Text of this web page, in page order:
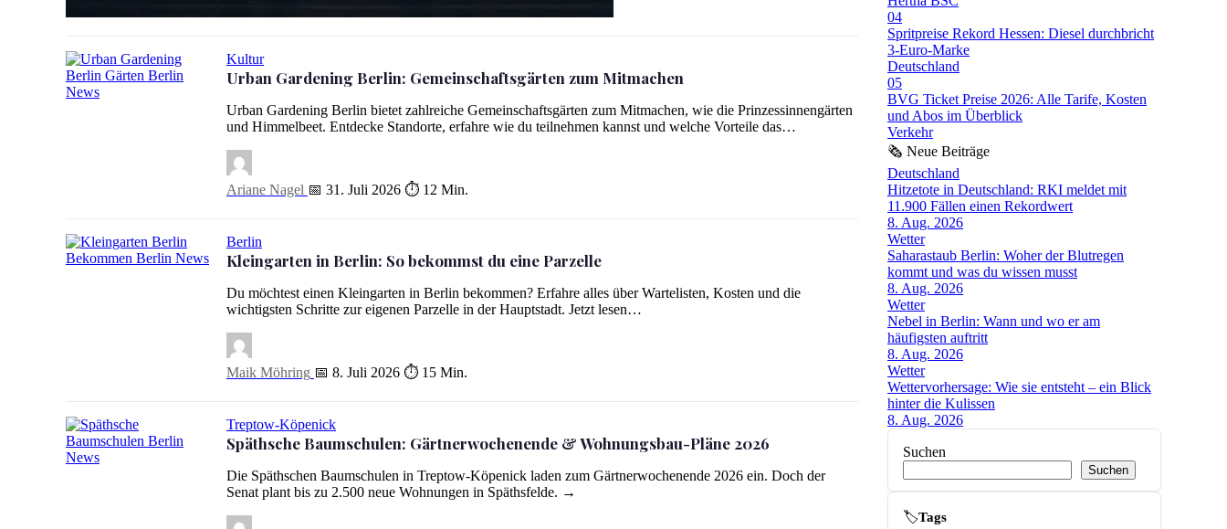
Urban Gardening Berlin: Gemeinschaftsgärten zum Mitmachen
Kultur
Urban Gardening Berlin: Gemeinschaftsgärten zum Mitmachen
Urban Gardening Berlin bietet zahlreiche Gemeinschaftsgärten zum Mitmachen, wie die Prinzessinnengärten
und Himmelbeet. Entdecke Standorte, erfahre wie du teilnehmen kannst und welche Vorteile das…
Ariane Nagel 📅 31. Juli 2026 ⏱ 12 Min.
Kleingarten in Berlin: So bekommst du eine Parzelle
Berlin
Kleingarten in Berlin: So bekommst du eine Parzelle
Du möchtest einen Kleingarten in Berlin bekommen? Erfahre alles über Wartelisten, Kosten und die
wichtigsten Schritte zur eigenen Parzelle in der Hauptstadt. Jetzt lesen…
Maik Möhring 📅 8. Juli 2026 ⏱ 15 Min.
Späthsche Baumschulen: Gärtnerwochenende & Wohnungsbau-Pläne 2026
Treptow-Köpenick
Späthsche Baumschulen: Gärtnerwochenende & Wohnungsbau-Pläne 2026
Die Späthschen Baumschulen in Treptow-Köpenick laden zum Gärtnerwochenende 2026 ein. Doch der
Senat plant bis zu 2.500 neue Wohnungen in Späthsfelde. →
04
Spritpreise Rekord Hessen: Diesel durchbricht
3-Euro-Marke
Deutschland
05
BVG Ticket Preise 2026: Alle Tarife, Kosten
und Abos im Überblick
Verkehr
🗞 Neue Beiträge
Deutschland
Hitzetote in Deutschland: RKI meldet mit
11.900 Fällen einen Rekordwert
8. Aug. 2026
Wetter
Saharastaub Berlin: Woher der Blutregen
kommt und was du wissen musst
8. Aug. 2026
Wetter
Nebel in Berlin: Wann und wo er am
häufigsten auftritt
8. Aug. 2026
Wetter
Wettervorhersage: Wie sie entsteht – ein Blick
hinter die Kulissen
8. Aug. 2026
Suchen
Suchen
🏷